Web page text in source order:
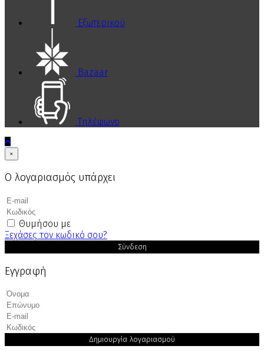
Εξωτερικού
Bazaar
Τηλέφωνο
×
Ο λογαριασμός υπάρχει
Θυμήσου με
Ξεχάσες τον κωδικό σου?
Σύνδεση
Εγγραφή
Δημιουργία λογαριασμού